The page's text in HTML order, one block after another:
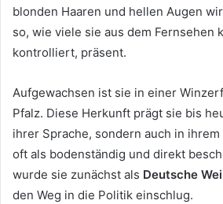
blonden Haaren und hellen Augen
so, wie viele sie aus dem Fernsehen
kontrolliert, präsent.
Aufgewachsen ist sie in einer
Pfalz. Diese Herkunft prägt sie bis
ihrer Sprache, sondern auch in
oft als bodenständig und direkt
wurde sie zunächst als Deutsche
den Weg in die Politik einschlug.